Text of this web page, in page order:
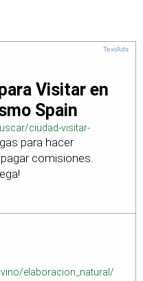
TextAds
Visitar en
Spain
ciudad-visitar-
para hacer
comisiones.
elaboracion_natural/